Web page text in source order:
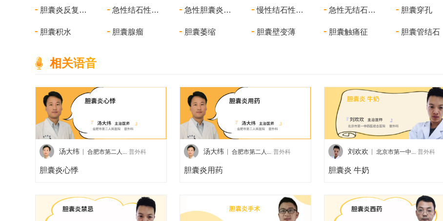
胆囊炎反复发作 急性结石性胆囊炎 急性胆囊炎合并妊娠 慢性结石性胆囊炎 急性无结石性胆囊炎 胆囊穿孔
胆囊积水 胆囊腺瘤 胆囊萎缩 胆囊壁变薄 胆囊触痛征 胆囊管结石
相关语音
汤大纬 合肥市第二人... 普外科
胆囊炎心悸
汤大纬 合肥市第二人... 普外科
胆囊炎用药
刘欢欢 北京市第一中... 普外科
胆囊炎 牛奶